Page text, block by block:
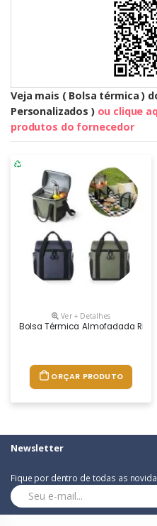
Veja mais ( Bolsa térmica )
Personalizados ) ou clique
produtos do fornecedor
Ver + Detalhes
Bolsa Térmica Almofadada
ORÇAR PRODUTO
Newsletter
Fique por dentro de todas as